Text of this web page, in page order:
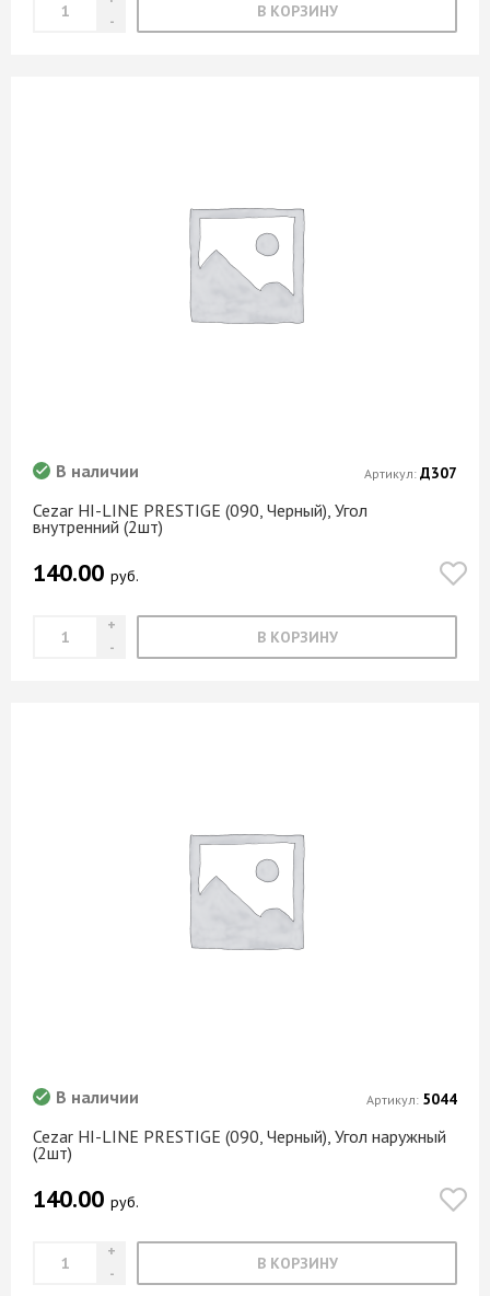
В КОРЗИНУ
Cezar HI-LINE PRESTIGE (090, Черный), Угол
внутренний (2шт)
В наличии
140.00 руб.
В КОРЗИНУ
Артикул: Д307
Cezar HI-LINE PRESTIGE (090, Черный), Угол наружный
(2шт)
В наличии
140.00 руб.
В КОРЗИНУ
Артикул: 5044